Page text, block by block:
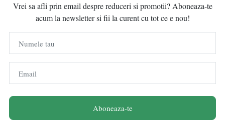
Vrei sa afli prin email despre reduceri si promotii? Aboneaza-te
acum la newsletter si fii la curent cu tot ce e nou!
Numele tau
Email
Aboneaza-te